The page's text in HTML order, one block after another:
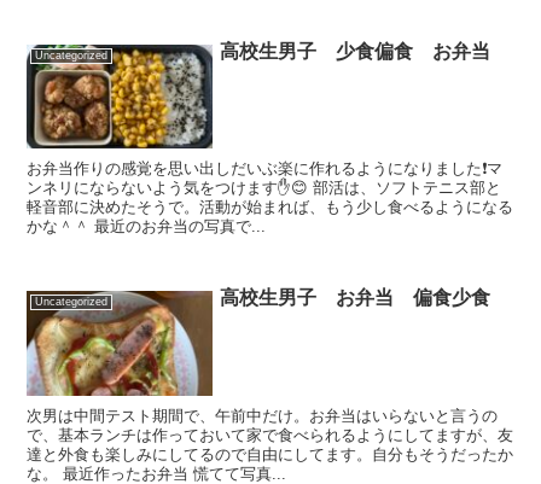
Uncategorized 高校生男子 少食偏食 お弁当
お弁当作りの感覚を思い出しだいぶ楽に作れるようになりました❗️マ
ンネリにならないよう気をつけます✋😊 部活は、ソフトテニス部と
軽音部に決めたそうで。活動が始まれば、もう少し食べるようになる
かな＾＾ 最近のお弁当の写真で...
Uncategorized 高校生男子 お弁当 偏食少食
次男は中間テスト期間で、午前中だけ。お弁当はいらないと言うの
で、基本ランチは作っておいて家で食べられるようにしてますが、友
達と外食も楽しみにしてるので自由にしてます。自分もそうだったか
な。 最近作ったお弁当 慌てて写真...